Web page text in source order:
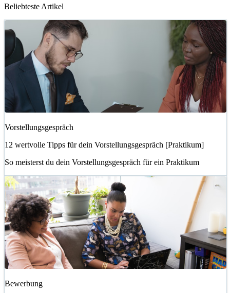
Beliebteste Artikel
Vorstellungsgespräch
12 wertvolle Tipps für dein Vorstellungsgespräch [Praktikum]
So meisterst du dein Vorstellungsgespräch für ein Praktikum
Bewerbung